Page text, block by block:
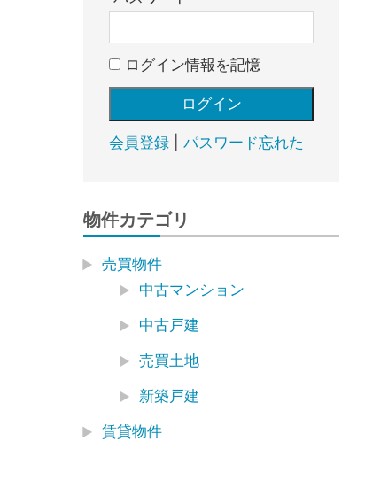
BEST
HOUSE
ログイン情報を記憶
会員登録| パスワード忘れた
物件カテゴリ
売買物件
中古マンション
中古戸建
売買土地
新築戸建
賃貸物件